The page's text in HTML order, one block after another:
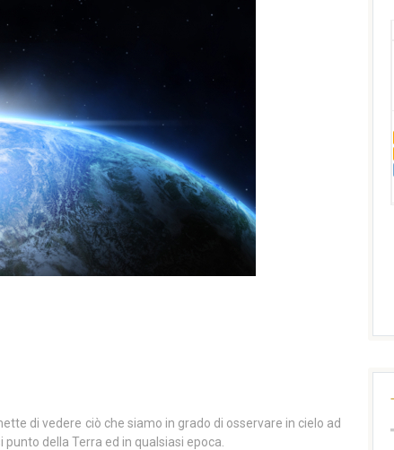
di vedere ciò che siamo in grado di osservare in cielo ad
della Terra ed in qualsiasi epoca.